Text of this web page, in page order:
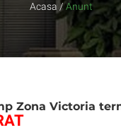
Acasa / Anunt
Zona Victoria